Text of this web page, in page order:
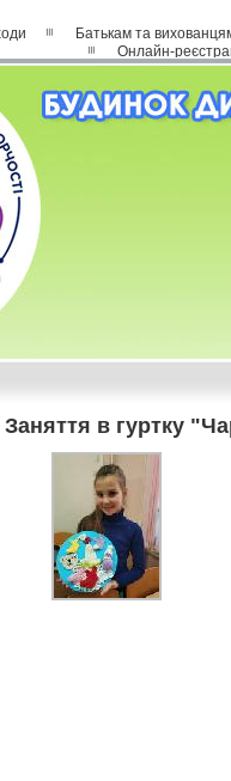
Батькам та
Онлайн-
Заняття в гуртку